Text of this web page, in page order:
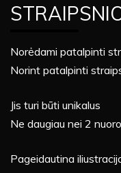
Norėdami patalpinti
Norint patalpinti
Jis turi būti unikalus
Ne daugiau nei 2
Pageidautina